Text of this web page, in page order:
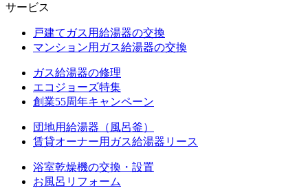
サービス
戸建てガス用給湯器の交換
マンション用ガス給湯器の交換
ガス給湯器の修理
エコジョーズ特集
創業55周年キャンペーン
団地用給湯器（風呂釜）
賃貸オーナー用ガス給湯器リース
浴室乾燥機の交換・設置
お風呂リフォーム